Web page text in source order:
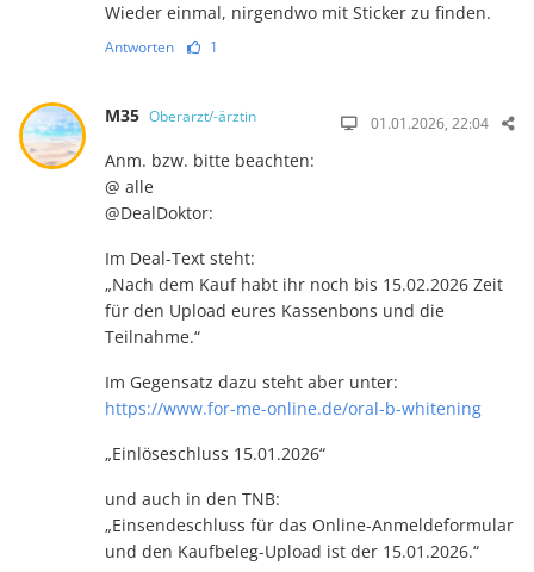
Wieder einmal, nirgendwo mit Sticker zu finden.
Antworten 1
M35 Oberarzt/-ärztin 01.01.2026, 22:04
Anm. bzw. bitte beachten:
@ alle
@DealDoktor:
Im Deal-Text steht:
„Nach dem Kauf habt ihr noch bis 15.02.2026 Zeit
für den Upload eures Kassenbons und die
Teilnahme.“
Im Gegensatz dazu steht aber unter:
https://www.for-me-online.de/oral-b-whitening
„Einlöseschluss 15.01.2026“
und auch in den TNB:
„Einsendeschluss für das Online-Anmeldeformular
und den Kaufbeleg-Upload ist der 15.01.2026.“